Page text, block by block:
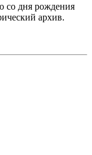
со дня рождения
архив.